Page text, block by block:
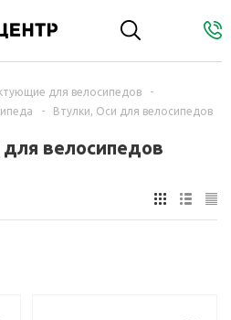
для велосипедов
-
- Втулки, Оси для велосипедов
велосипедов